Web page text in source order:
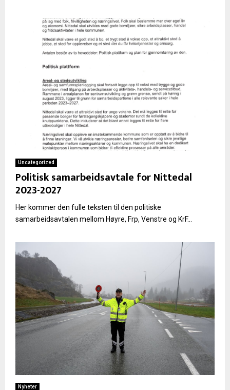
Uncategorized
Politisk samarbeidsavtale for Nittedal
2023-2027
Her kommer den fulle teksten til den politiske
samarbeidsavtalen mellom Høyre, Frp, Venstre og KrF...
Nyheter